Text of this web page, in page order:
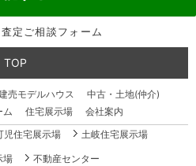
定ご相談フォーム
TOP
売モデルハウス
中古・土地(仲介)
ム 住宅展示場
会社案内
児住宅展示場 土岐住宅展示場
場 不動産センター